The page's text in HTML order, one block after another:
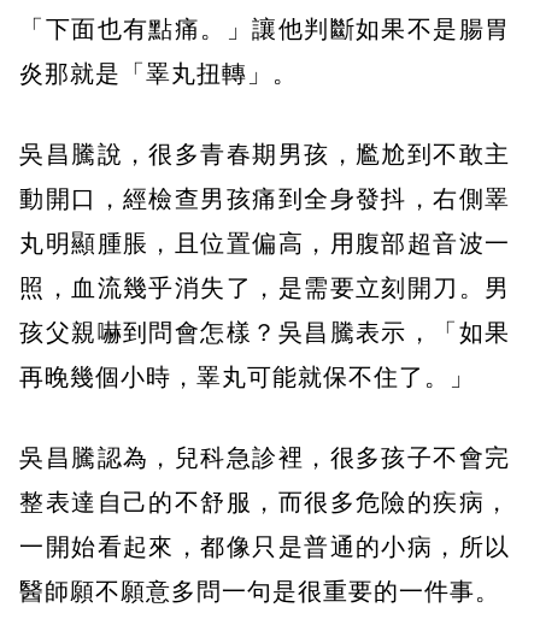
「下面也有點痛。」讓他判斷如果不是腸胃
炎那就是「睪丸扭轉」。
吳昌騰說，很多青春期男孩，尷尬到不敢主
動開口，經檢查男孩痛到全身發抖，右側睪
丸明顯腫脹，且位置偏高，用腹部超音波一
照，血流幾乎消失了，是需要立刻開刀。男
孩父親嚇到問會怎樣？吳昌騰表示，「如果
再晚幾個小時，睪丸可能就保不住了。」
吳昌騰認為，兒科急診裡，很多孩子不會完
整表達自己的不舒服，而很多危險的疾病，
一開始看起來，都像只是普通的小病，所以
醫師願不願意多問一句是很重要的一件事。